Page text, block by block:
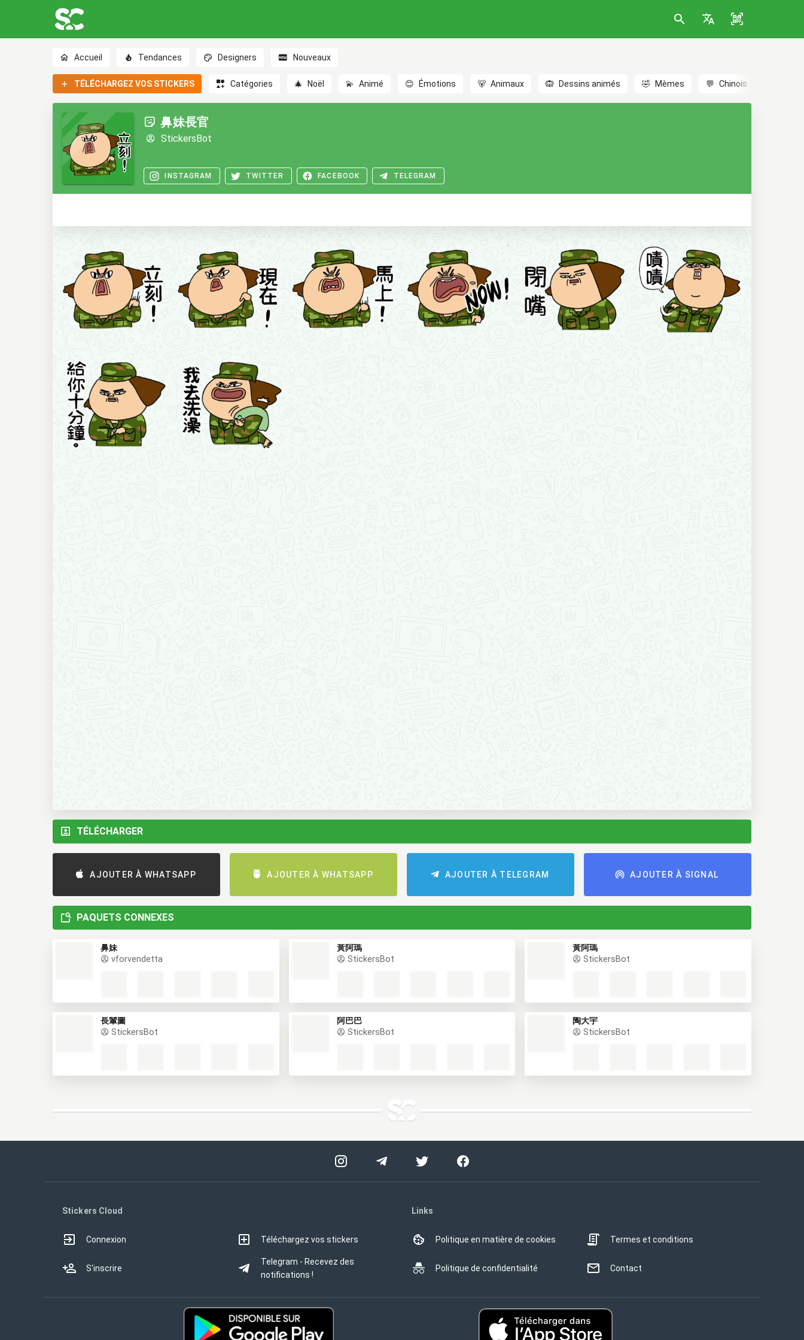
Accueil Tendances Designers Nouveaux
TÉLÉCHARGEZ VOS STICKERS Catégories 🎄 Noël 💫 Animé 😊 Émotions 🐻 Animaux 🙉 Dessins animés 🤣 Mèmes 💬 Chinois
鼻妹長官
StickersBot
INSTAGRAM TWITTER FACEBOOK TELEGRAM
TÉLÉCHARGER
AJOUTER À WHATSAPP AJOUTER À WHATSAPP AJOUTER À TELEGRAM AJOUTER À SIGNAL
PAQUETS CONNEXES
鼻妹
vforvendetta
黃阿瑪
StickersBot
黃阿瑪
StickersBot
長輩圖
StickersBot
阿巴巴
StickersBot
陶大宇
StickersBot
Stickers Cloud
Connexion
S'inscrire
Téléchargez vos stickers
Telegram - Recevez des
notifications !
Links
Politique en matière de cookies
Politique de confidentialité
Termes et conditions
Contact